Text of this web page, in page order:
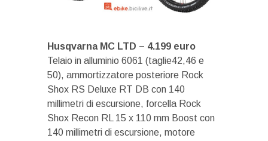
Husqvarna MC LTD – 4.199 euro
Telaio in alluminio 6061 (taglie42,46 e
50), ammortizzatore posteriore Rock
Shox RS Deluxe RT DB con 140
millimetri di escursione, forcella Rock
Shox Recon RL 15 x 110 mm Boost con
140 millimetri di escursione, motore